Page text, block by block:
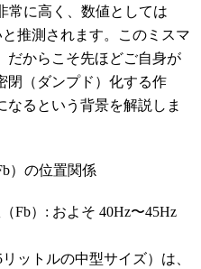
常に高く、数値としては
と推測されます。このミスマ
だからこそ先ほどご自身が
閉（ダンプド）化する作
るという背景を解説しま
）の位置関係
Fb）: およそ 40Hz〜45Hz
ットルの中型サイズ）は、